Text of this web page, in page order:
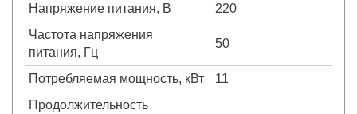
Напряжение питания, В
220
Частота напряжения
питания, Гц
50
Потребляемая мощность, кВт
11
Продолжительность